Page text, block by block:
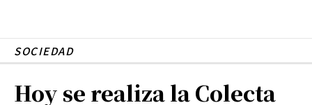
SOCIEDAD
Hoy se realiza la Colecta